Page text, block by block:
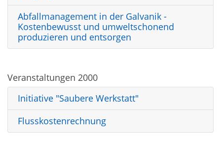
Abfallmanagement in der Galvanik -
Kostenbewusst und umweltschonend
produzieren und entsorgen
Veranstaltungen 2000
Initiative "Saubere Werkstatt"
Flusskostenrechnung